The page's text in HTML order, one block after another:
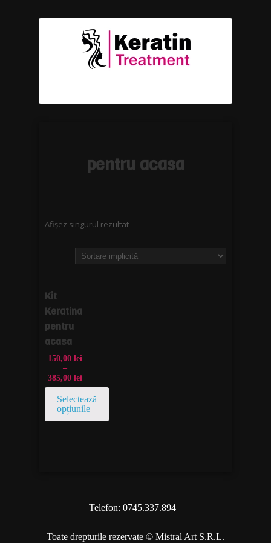
pentru acasa
Afișez singurul rezultat
Kit
Keratina
pentru
acasa
150,00 lei
–
385,00 lei
Selectează
opțiunile
Telefon: 0745.337.894
Toate drepturile rezervate © Mistral Art S.R.L.